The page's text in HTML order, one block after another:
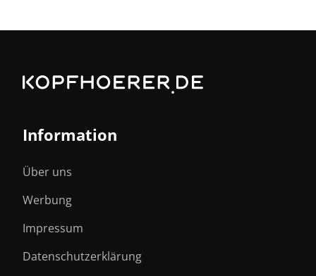
Information
Über uns
Werbung
Impressum
Datenschutzerklärung